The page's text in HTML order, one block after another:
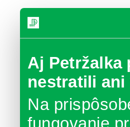
Aj Petržalka
nestratili ani
Na